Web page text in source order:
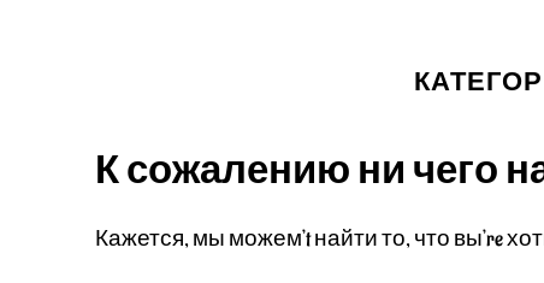
К сожалению ни чего
Кажется, мы можем’t найти то, что вы’re